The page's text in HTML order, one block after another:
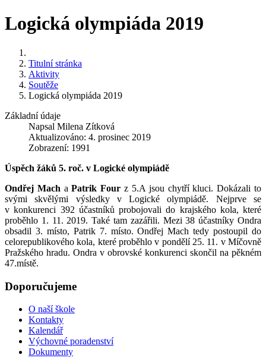
Logická olympiáda 2019
Titulní stránka
Aktivity
Soutěže
Logická olympiáda 2019
Základní údaje
Napsal Milena Zítková
Aktualizováno: 4. prosinec 2019
Zobrazení: 1991
Úspěch žáků 5. roč. v Logické olympiádě
Ondřej Mach aPatrik Four z 5.A jsou chytří kluci. Dokázali to
svými skvělými výsledky v Logické olympiádě. Nejprve se
v konkurenci 392 účastníků probojovali do krajského kola, které
proběhlo 1. 11. 2019. Také tam zazářili. Mezi 38 účastníky Ondra
obsadil 3. místo, Patrik 7. místo. Ondřej Mach tedy postoupil do
celorepublikového kola, které proběhlo v pondělí 25. 11. v Míčovně
Pražského hradu. Ondra v obrovské konkurenci skončil na pěkném
47.místě.
Doporučujeme
O naší škole
Kontakty
Kalendář
Výchovné poradenství
Dokumenty